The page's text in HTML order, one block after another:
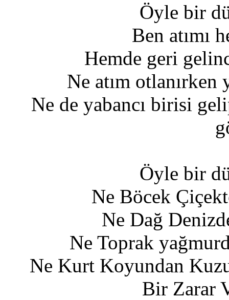
Öyle bir
Ben atımı
Hemde geri
Ne atım
Ne de yabancı birisi
Öyle bir
Ne Böcek
Ne Dağ
Ne Toprak
Ne Kurt Koyundan
Bir Zarar